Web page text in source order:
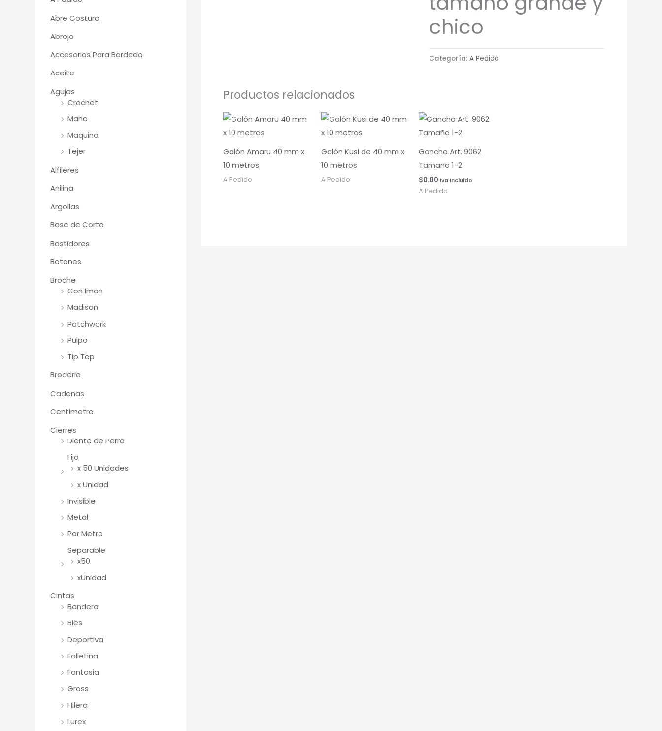
Abre Costura
Abrojo
Accesorios Para Bordado
Aceite
Agujas
Crochet
Mano
Maquina
Tejer
Alfileres
Anilina
Argollas
Base de Corte
Bastidores
Botones
Broche
Con Iman
Madison
Patchwork
Pulpo
Tip Top
Broderie
Cadenas
Centimetro
Cierres
Diente de Perro
Fijo
x 50 Unidades
x Unidad
Invisible
Metal
Por Metro
Separable
x50
xUnidad
Cintas
Bandera
Bies
Deportiva
Falletina
Fantasia
Gross
Hilera
Lurex
chico
Categoría: A Pedido
Productos relacionados
Galón Amaru 40 mm x
10 metros
A Pedido
Galón Kusi de 40 mm x
10 metros
A Pedido
Gancho Art. 9062
Tamaño 1-2
$0.00 Iva Incluido
A Pedido